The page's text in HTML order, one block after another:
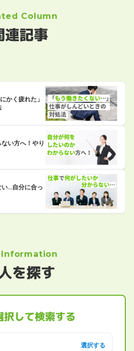
Column
連記事
かく疲れた」
い方へ！やり
い…自分に合っ
を探す
択して検索する
選択する